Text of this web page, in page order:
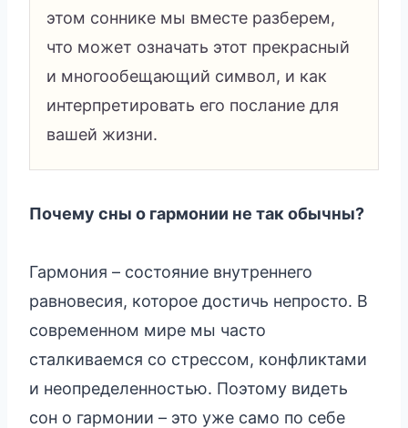
этом соннике мы вместе разберем,
что может означать этот прекрасный
и многообещающий символ, и как
интерпретировать его послание для
вашей жизни.
Почему сны о гармонии не так обычны?
Гармония – состояние внутреннего
равновесия, которое достичь непросто. В
современном мире мы часто
сталкиваемся со стрессом, конфликтами
и неопределенностью. Поэтому видеть
сон о гармонии – это уже само по себе